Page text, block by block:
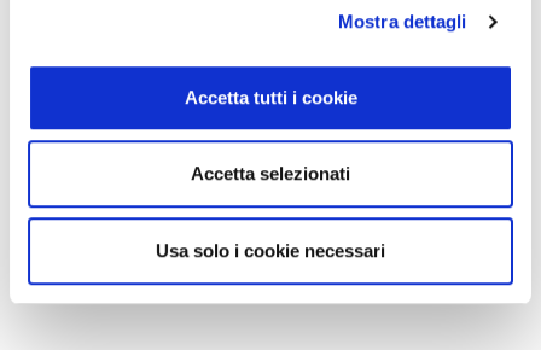
Mostra dettagli
Accetta tutti i cookie
Accetta selezionati
Usa solo i cookie necessari